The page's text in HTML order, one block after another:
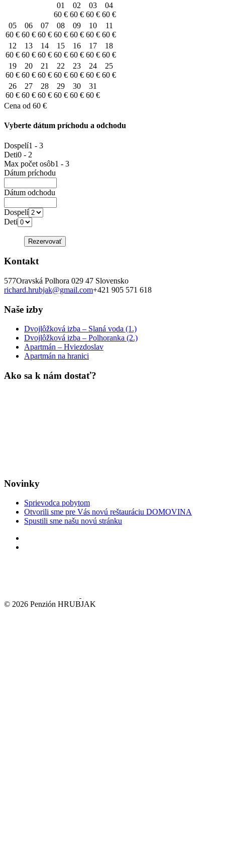
01
60 €
02
60 €
03
60 €
04
60 €
05
60 €
06
60 €
07
60 €
08
60 €
09
60 €
10
60 €
11
60 €
12
60 €
13
60 €
14
60 €
15
60 €
16
60 €
17
60 €
18
60 €
19
60 €
20
60 €
21
60 €
22
60 €
23
60 €
24
60 €
25
60 €
26
60 €
27
60 €
28
60 €
29
60 €
30
60 €
31
60 €
Cena od 60 €
Vyberte dátum príchodu a odchodu
Dospelí1 - 3
Deti0 - 2
Max počet osôb1 - 3
Dátum príchodu
Dátum odchodu
Dospelí
Deti
Kontakt
577Oravská Polhora 029 47 Slovensko
richard.hrubjak@gmail.com+421 905 571 618
Naše izby
Dvojlôžková izba – Slaná voda (1.)
Dvojlôžková izba – Polhoranka (2.)
Apartmán – Hviezdoslav
Apartmán na hranici
Ako sa k nám dostať?
Novinky
Sprievodca pobytom
Otvorili sme pre Vás novú reštauráciu DOMOVINA
Spustili sme našu novú stránku
© 2026 Penzión HRUBJAK